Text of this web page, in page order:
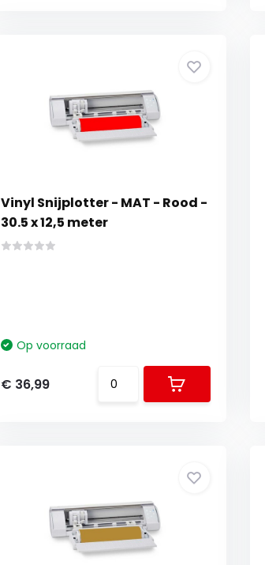
Vinyl Snijplotter - MAT - Rood -
30.5 x 12,5 meter
Op voorraad
€ 36,99